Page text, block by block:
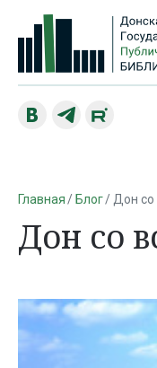
Главная Блог Дон со
Дон со